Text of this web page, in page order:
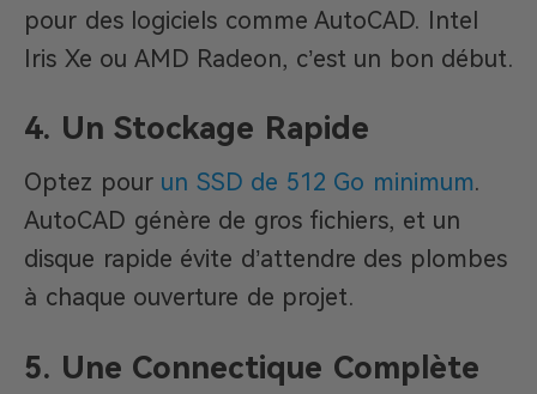
pour des logiciels comme AutoCAD. Intel
Iris Xe ou AMD Radeon, c’est un bon début.
4. Un Stockage Rapide
Optez pourun SSD de 512 Go minimum.
AutoCAD génère de gros fichiers, et un
disque rapide évite d’attendre des plombes
à chaque ouverture de projet.
5. Une Connectique Complète